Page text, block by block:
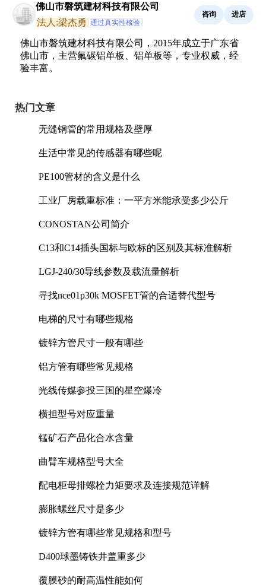
佛山市磐筑建材科技有限公司
法人:梁杰勇 通过真实性核验
咨询 进店
佛山市磐筑建材科技有限公司，2015年成立于广东省
佛山市，主营氟碳铝单板、铝单板等，专业权威，经
验丰富。
热门文章
无缝钢管的常用规格及壁厚
生活中常见的传感器有哪些呢
PE100管材的含义是什么
工业厂房载重标准：一平方米能承受多少公斤
CONOSTAN公司简介
C13和C14插头国标与欧标的区别及其标准解析
LGJ-240/30导线参数及载流量解析
寻找nce01p30k MOSFET管的合适替代型号
电梯的尺寸有哪些规格
镀锌方管尺寸一般有哪些
铝方管有哪些常见规格
光线传媒参投三国的星空爆冷
横担型号对应重量
锰矿石产品化合水含量
曲臂车规格型号大全
配电柜母排螺栓力矩要求及连接规范详解
膨胀螺丝尺寸是多少
镀锌方管有哪些常见规格和型号
D400球墨铸铁井盖重多少
覆膜砂的耐高温性能如何